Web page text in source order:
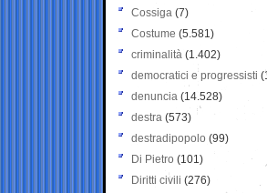
Cossiga (7)
Costume (5.581)
criminalità (1.402)
democratici e progressisti
denuncia (14.528)
destra (573)
destradipopolo (99)
Di Pietro (101)
Diritti civili (276)